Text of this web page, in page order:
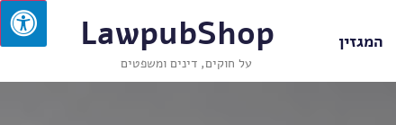
המגזין LawpubShop
על חוקים, דינים ומשפטים